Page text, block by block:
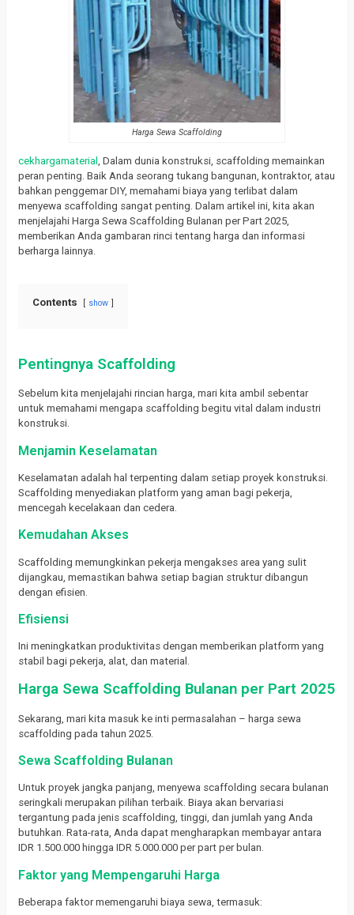
Harga Sewa Scaffolding
cekhargamaterial , Dalam dunia konstruksi, scaffolding memainkan
peran penting. Baik Anda seorang tukang bangunan, kontraktor, atau
bahkan penggemar DIY, memahami biaya yang terlibat dalam
menyewa scaffolding sangat penting. Dalam artikel ini, kita akan
menjelajahi Harga Sewa Scaffolding Bulanan per Part 2025,
memberikan Anda gambaran rinci tentang harga dan informasi
berharga lainnya.
Contents show
Pentingnya Scaffolding
Sebelum kita menjelajahi rincian harga, mari kita ambil sebentar
untuk memahami mengapa scaffolding begitu vital dalam industri
konstruksi.
Menjamin Keselamatan
Keselamatan adalah hal terpenting dalam setiap proyek konstruksi.
Scaffolding menyediakan platform yang aman bagi pekerja,
mencegah kecelakaan dan cedera.
Kemudahan Akses
Scaffolding memungkinkan pekerja mengakses area yang sulit
dijangkau, memastikan bahwa setiap bagian struktur dibangun
dengan efisien.
Efisiensi
Ini meningkatkan produktivitas dengan memberikan platform yang
stabil bagi pekerja, alat, dan material.
Harga Sewa Scaffolding Bulanan per Part 2025
Sekarang, mari kita masuk ke inti permasalahan – harga sewa
scaffolding pada tahun 2025.
Sewa Scaffolding Bulanan
Untuk proyek jangka panjang, menyewa scaffolding secara bulanan
seringkali merupakan pilihan terbaik. Biaya akan bervariasi
tergantung pada jenis scaffolding, tinggi, dan jumlah yang Anda
butuhkan. Rata-rata, Anda dapat mengharapkan membayar antara
IDR 1.500.000 hingga IDR 5.000.000 per part per bulan.
Faktor yang Mempengaruhi Harga
Beberapa faktor memengaruhi biaya sewa, termasuk: